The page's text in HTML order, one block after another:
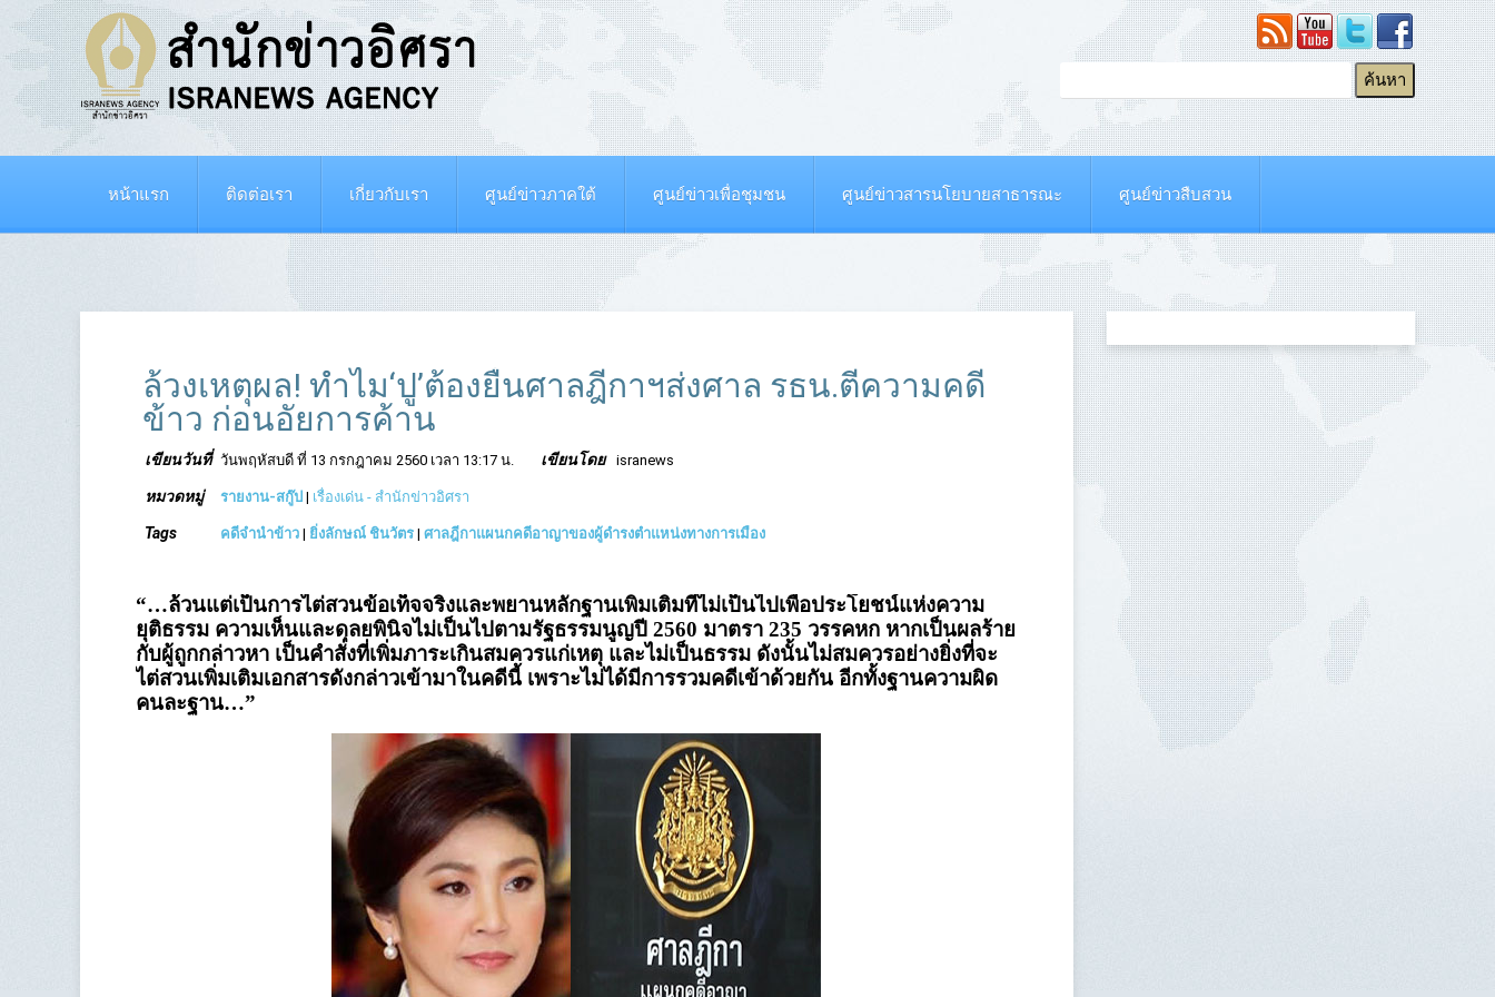
หน้าแรก ติดต่อเรา เกี่ยวกับเรา ศูนย์ข่าวภาคใต้ ศูนย์ข่าวเพื่อชุมชน ศูนย์ข่าวสารนโยบายสาธารณะ ศูนย์ข่าวสืบสวน
ล้วงเหตุผล! ทำไม‘ปู’ต้องยื่นศาลฎีกาฯส่งศาล รธน.ตีความคดี
ข้าว ก่อนอัยการค้าน
เขียนวันที่ วันพฤหัสบดี ที่ 13 กรกฎาคม 2560 เวลา 13:17 น. เขียนโดย isranews
หมวดหมู่ รายงาน-สกู๊ป | เรื่องเด่น - สำนักข่าวอิศรา
Tags คดีจำนำข้าว | ยิ่งลักษณ์ ชินวัตร | ศาลฎีกาแผนกคดีอาญาของผู้ดำรงตำแหน่งทางการเมือง
“…ล้วนแต่เป็นการไต่สวนข้อเท็จจริงและพยานหลักฐานเพิ่มเติมที่ไม่เป็นไปเพื่อประโยชน์แห่งความ
ยุติธรรม ความเห็นและดุลยพินิจไม่เป็นไปตามรัฐธรรมนูญปี 2560 มาตรา 235 วรรคหก หากเป็นผลร้าย
กับผู้ถูกกล่าวหา เป็นคำสั่งที่เพิ่มภาระเกินสมควรแก่เหตุ และไม่เป็นธรรม ดังนั้นไม่สมควรอย่างยิ่งที่จะ
ไต่สวนเพิ่มเติมเอกสารดังกล่าวเข้ามาในคดีนี้ เพราะไม่ได้มีการรวมคดีเข้าด้วยกัน อีกทั้งฐานความผิด
คนละฐาน…”